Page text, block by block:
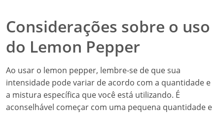
Considerações sobre o uso
do Lemon Pepper
Ao usar o lemon pepper, lembre-se de que sua
intensidade pode variar de acordo com a quantidade e
a mistura específica que você está utilizando. É
aconselhável começar com uma pequena quantidade e